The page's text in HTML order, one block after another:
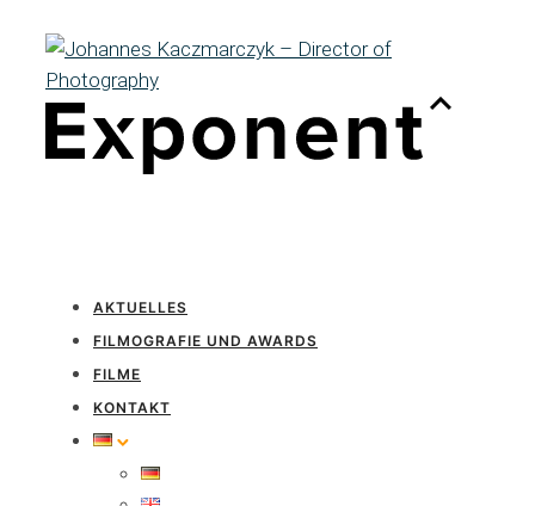
AKTUELLES
FILMOGRAFIE UND AWARDS
FILME
KONTAKT